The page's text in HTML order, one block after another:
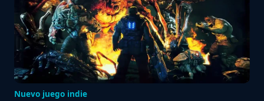
Nuevo juego indie